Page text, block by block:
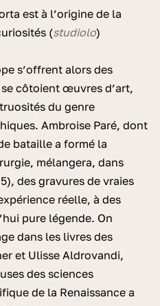
est à l’origine de la
(studiolo)
s’offrent alors des
côtoient œuvres d’art,
du genre
Ambroise Paré, dont
bataille a formé la
mélangera, dans
des gravures de vraies
réelle, à des
pure légende. On
dans les livres des
et Ulisse Aldrovandi,
des sciences
de la Renaissance a